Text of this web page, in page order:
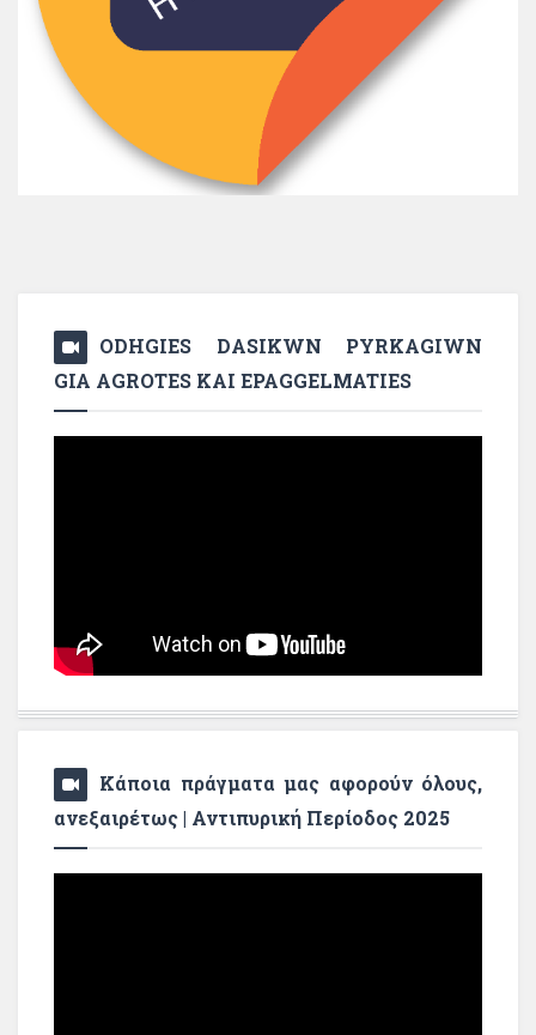
ODHGIES DASIKWN PYRKAGIWN
GIA AGROTES KAI EPAGGELMATIES
Κάποια πράγματα μας αφορούν όλους,
ανεξαιρέτως | Αντιπυρική Περίοδος 2025